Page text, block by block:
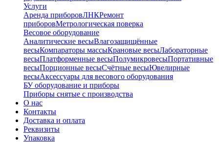
Услуги
Аренда приборовЛНКРемонт
приборовМетрологическая поверка
Весовое оборудование
Аналитические весыВлагозащищённые
весыКомпараторы массыКрановые весыЛабораторные
весыПлатформенные весыПолумикровесыПортативные
весыПорционные весыСчётные весыЮвелирные
весыАксессуары для весового оборудования
БУ оборудование и приборы
Приборы снятые с производства
О нас
Контакты
Доставка и оплата
Реквизиты
Упаковка